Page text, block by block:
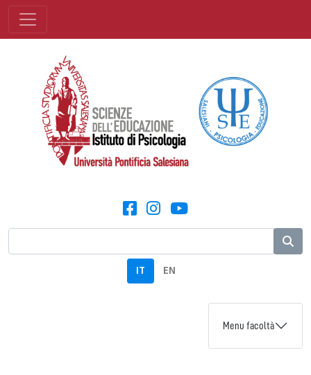
IT EN
Menu facoltà